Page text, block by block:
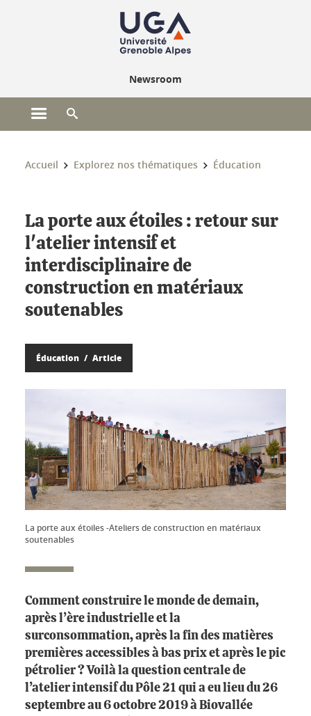
Newsroom
Ouvrir le menu principal
Vous êtes ici :
Accueil Explorez nos thématiques Éducation
La porte aux étoiles : retour sur
l'atelier intensif et
interdisciplinaire de
construction en matériaux
soutenables
Éducation Article
La porte aux étoiles -Ateliers de construction en matériaux
soutenables
Comment construire le monde de demain,
après l’ère industrielle et la
surconsommation, après la fin des matières
premières accessibles à bas prix et après le pic
pétrolier ? Voilà la question centrale de
l’atelier intensif du Pôle 21 qui a eu lieu du 26
septembre au 6 octobre 2019 à Biovallée